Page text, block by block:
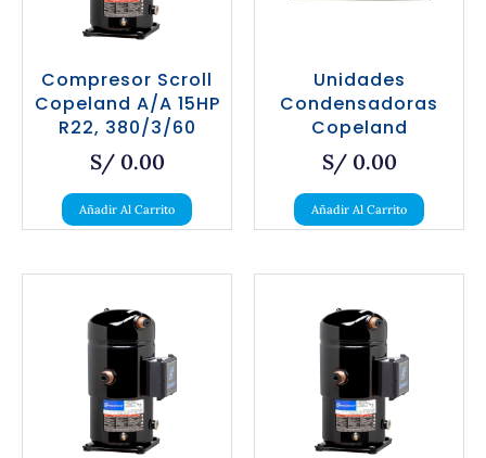
Compresor Scroll
Copeland A/A 15HP
R22, 380/3/60
S/0.00
Añadir Al Carrito
Unidades
Condensadoras
Copeland
S/0.00
Añadir Al Carrito